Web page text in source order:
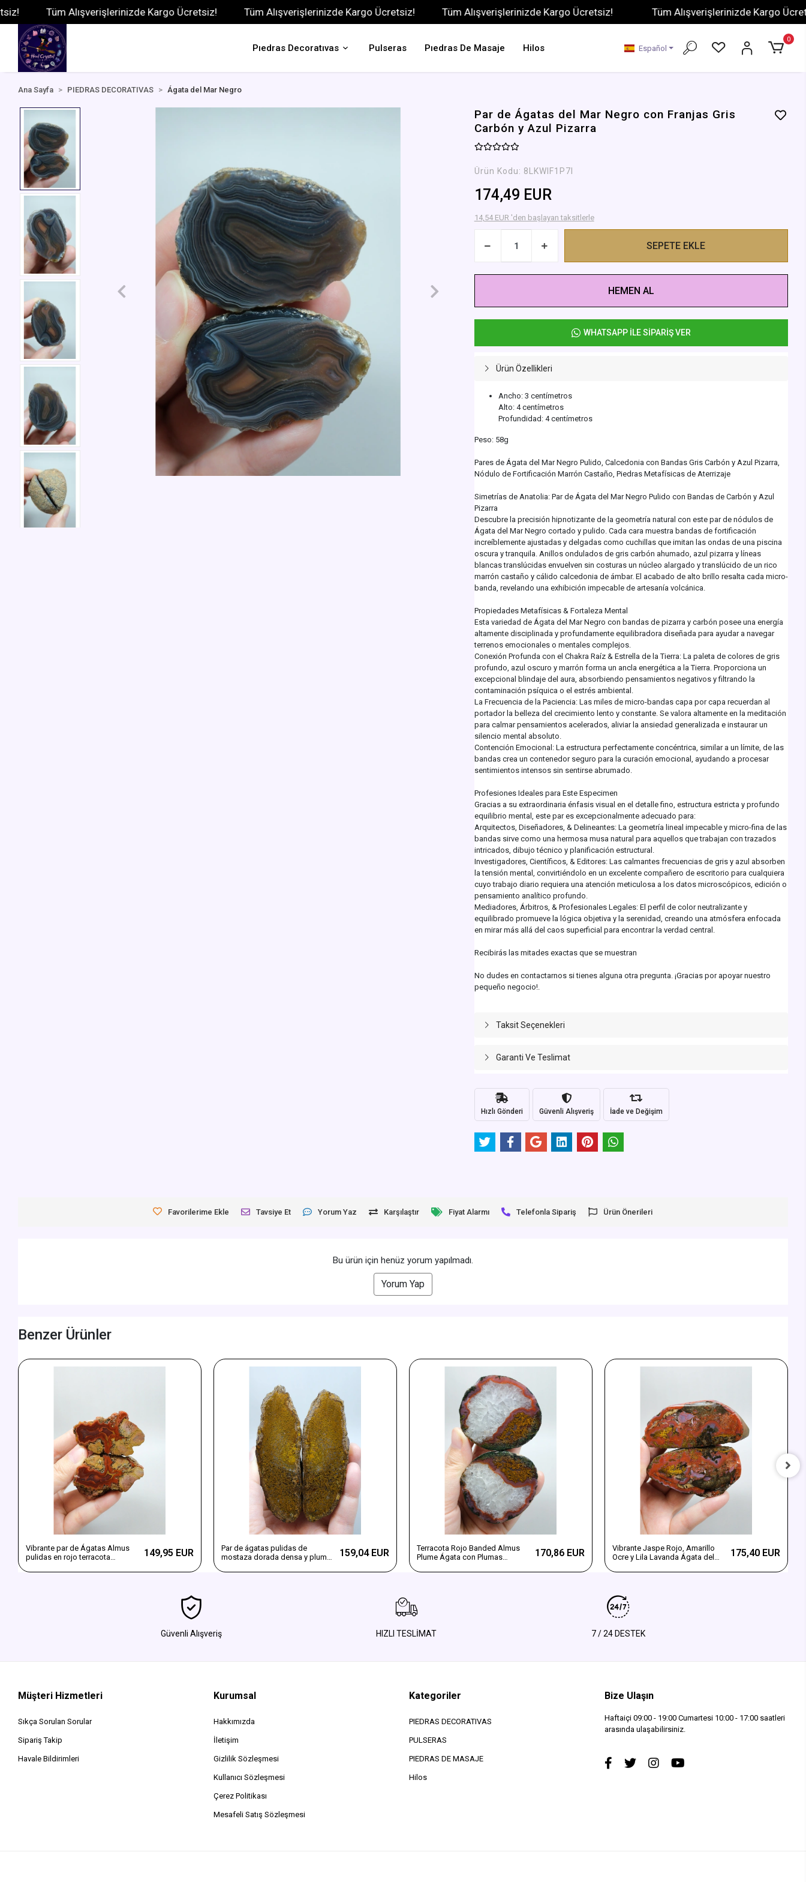
Tüm Alışverişlerinizde Kargo Ücretsiz! Tüm Alışverişlerinizde Kargo Ücretsiz! Tüm Alışverişlerinizde Kargo Ücretsiz! Tüm Alışverişlerinizde Kargo Ücretsiz!
Pıedras Decoratıvas Pulseras Pıedras De Masaje Hilos Español
0
Ana Sayfa PIEDRAS DECORATIVAS Ágata del Mar Negro
Par de Ágatas del Mar Negro con Franjas Gris
Carbón y Azul Pizarra
Ürün Kodu: 8LKWIF1P7I
174,49 EUR
14,54 EUR 'den başlayan taksitlerle
SEPETE EKLE
HEMEN AL
WHATSAPP İLE SİPARİŞ VER
Ürün Özellikleri
Ancho: 3 centímetros
Alto: 4 centímetros
Profundidad: 4 centímetros
Peso: 58g
Pares de Ágata del Mar Negro Pulido, Calcedonia con Bandas Gris Carbón y Azul Pizarra,
Nódulo de Fortificación Marrón Castaño, Piedras Metafísicas de Aterrizaje
Simetrías de Anatolia: Par de Ágata del Mar Negro Pulido con Bandas de Carbón y Azul
Pizarra
Descubre la precisión hipnotizante de la geometría natural con este par de nódulos de
Ágata del Mar Negro cortado y pulido. Cada cara muestra bandas de fortificación
increíblemente ajustadas y delgadas como cuchillas que imitan las ondas de una piscina
oscura y tranquila. Anillos ondulados de gris carbón ahumado, azul pizarra y líneas
blancas translúcidas envuelven sin costuras un núcleo alargado y translúcido de un rico
marrón castaño y cálido calcedonia de ámbar. El acabado de alto brillo resalta cada micro-
banda, revelando una exhibición impecable de artesanía volcánica.
Propiedades Metafísicas & Fortaleza Mental
Esta variedad de Ágata del Mar Negro con bandas de pizarra y carbón posee una energía
altamente disciplinada y profundamente equilibradora diseñada para ayudar a navegar
terrenos emocionales o mentales complejos.
Conexión Profunda con el Chakra Raíz & Estrella de la Tierra: La paleta de colores de gris
profundo, azul oscuro y marrón forma un ancla energética a la Tierra. Proporciona un
excepcional blindaje del aura, absorbiendo pensamientos negativos y filtrando la
contaminación psíquica o el estrés ambiental.
La Frecuencia de la Paciencia: Las miles de micro-bandas capa por capa recuerdan al
portador la belleza del crecimiento lento y constante. Se valora altamente en la meditación
para calmar pensamientos acelerados, aliviar la ansiedad generalizada e instaurar un
silencio mental absoluto.
Contención Emocional: La estructura perfectamente concéntrica, similar a un límite, de las
bandas crea un contenedor seguro para la curación emocional, ayudando a procesar
sentimientos intensos sin sentirse abrumado.
Profesiones Ideales para Este Especimen
Gracias a su extraordinaria énfasis visual en el detalle fino, estructura estricta y profundo
equilibrio mental, este par es excepcionalmente adecuado para:
Arquitectos, Diseñadores, & Delineantes: La geometría lineal impecable y micro-fina de las
bandas sirve como una hermosa musa natural para aquellos que trabajan con trazados
intricados, dibujo técnico y planificación estructural.
Investigadores, Científicos, & Editores: Las calmantes frecuencias de gris y azul absorben
la tensión mental, convirtiéndolo en un excelente compañero de escritorio para cualquiera
cuyo trabajo diario requiera una atención meticulosa a los datos microscópicos, edición o
pensamiento analítico profundo.
Mediadores, Árbitros, & Profesionales Legales: El perfil de color neutralizante y
equilibrado promueve la lógica objetiva y la serenidad, creando una atmósfera enfocada
en mirar más allá del caos superficial para encontrar la verdad central.
Recibirás las mitades exactas que se muestran
No dudes en contactarnos si tienes alguna otra pregunta. ¡Gracias por apoyar nuestro
pequeño negocio!.
Taksit Seçenekleri
Garanti Ve Teslimat
Hızlı Gönderi Güvenli Alışveriş İade ve Değişim
Favorilerime Ekle Tavsiye Et Yorum Yaz Karşılaştır Fiyat Alarmı Telefonla Sipariş Ürün Önerileri
Bu ürün için henüz yorum yapılmadı.
Yorum Yap
Benzer Ürünler
Vibrante par de Ágatas Almus
pulidas en rojo terracota
bandeadas
149,95 EUR
Par de ágatas pulidas de
mostaza dorada densa y pluma
159,04 EUR
Terracota Rojo Banded Almus
Plume Ágata con Plumas
170,86 EUR
Vibrante Jaspe Rojo, Amarillo
Ocre y Lila Lavanda Ágata del
175,40 EUR
Güvenli Alışveriş HIZLI TESLİMAT 7 / 24 DESTEK
Müşteri Hizmetleri
Sıkça Sorulan Sorular
Sipariş Takip
Havale Bildirimleri
Kurumsal
Hakkımızda
İletişim
Gizlilik Sözleşmesi
Kullanıcı Sözleşmesi
Çerez Politikası
Mesafeli Satış Sözleşmesi
Kategoriler
PIEDRAS DECORATIVAS
PULSERAS
PIEDRAS DE MASAJE
Hilos
Bize Ulaşın
Haftaiçi 09:00 - 19:00 Cumartesi 10:00 - 17:00 saatleri
arasında ulaşabilirsiniz.